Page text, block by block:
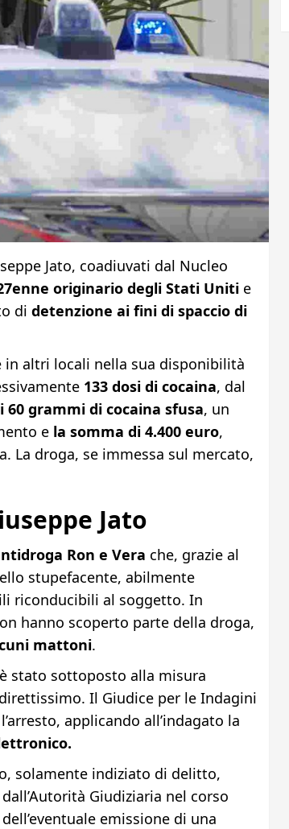
Jato, coadiuvati dal Nucleo
originario degli Stati Unitie
di detenzione ai fini di spaccio di
in altri locali nella sua disponibilità
133 dosi di cocaina, dal
grammi di cocaina sfusa, un
e la somma di 4.400 euro,
La droga, se immessa sul mercato,
Jato
Ron e Vera che, grazie al
stupefacente, abilmente
riconducibili al soggetto. In
hanno scoperto parte della droga,
mattoni.
stato sottoposto alla misura
Il Giudice per le Indagini
applicando all’indagato la
solamente indiziato di delitto,
Giudiziaria nel corso
emissione di una